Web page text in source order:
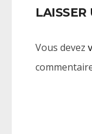
Vous devez